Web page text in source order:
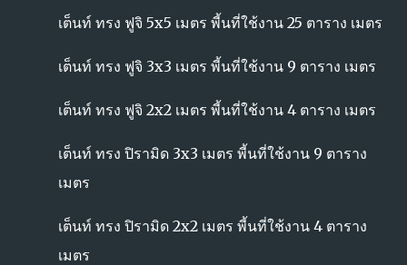
เต็นท์ ทรง ฟูจิ 5x5 เมตร พี้นที่ใช้งาน 25 ตาราง เมตร
เต็นท์ ทรง ฟูจิ 3x3 เมตร พี้นที่ใช้งาน 9 ตาราง เมตร
เต็นท์ ทรง ฟูจิ 2x2 เมตร พี้นที่ใช้งาน 4 ตาราง เมตร
เต็นท์ ทรง ปิรามิด 3x3 เมตร พี้นที่ใช้งาน 9 ตาราง
เมตร
เต็นท์ ทรง ปิรามิด 2x2 เมตร พี้นที่ใช้งาน 4 ตาราง
เมตร